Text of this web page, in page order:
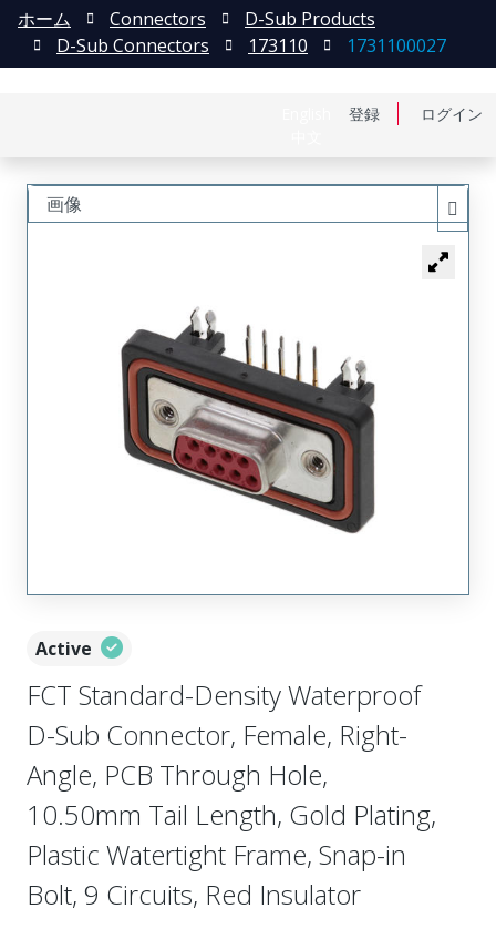
登録 ログイン
ホーム Connectors
D-Sub Products
D-Sub Connectors
173110 1731100027
Active
FCT Standard-Density Waterproof
D-Sub Connector, Female, Right-
Angle, PCB Through Hole,
10.50mm Tail Length, Gold Plating,
Plastic Watertight Frame, Snap-in
Bolt, 9 Circuits, Red Insulator
画像